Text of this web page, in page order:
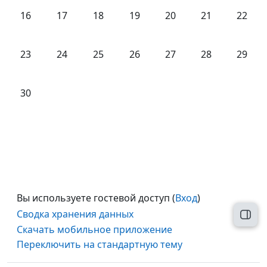
Нет событий, понедельник 16 июня
16 Нет событий, вторник 17 июня
17 Нет событий, среда 18 июня
18 Нет событий, четверг 19 июня
19 Нет событий,
20 Нет событий,
21 Нет
22
Нет событий, понедельник 23 июня
23 Нет событий, вторник 24 июня
24 Нет событий, среда 25 июня
25 Нет событий, четверг 26 июня
26 Нет событий,
27 Нет событий,
28 Нет
29
Нет событий, понедельник 30 июня
30
Вы используете гостевой доступ (Вход)
Сводка хранения данных
Скачать мобильное приложение
Переключить на стандартную тему